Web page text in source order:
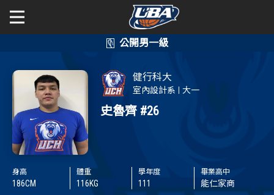
關於富邦人壽UBA
公開男一級 賽事資訊
賽程表
球隊資訊
公開女一級
賽事資訊
賽程表
球隊資訊
二級與一般組
新聞
健行科大
室內設計系 大一
史魯齊 #26
身高
186CM
體重
116KG
學年度
111
畢業高中
能仁家商